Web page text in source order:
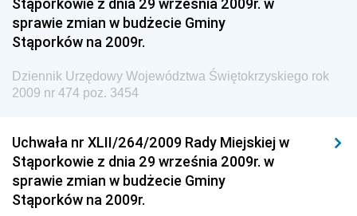
Gospodarki Przestrzennej
Dziennik Urzędowy Unii Europejskiej, L
Dziennik Urzędowy Ministerstwa Komunikacji
Dziennik Urzędowy Ministerstwa Przemysłu
Dziennik Urzędowy Ministerstwa Rolnictwa i
Gospodarki Żywnościowej
Dziennik Urzędowy Ministra Rodziny, Pracy i Polityki
Społecznej
sprawie zmian w budżecie Gminy
Stąporków na 2009r.
Dziennik Urzędowy Województwa Świętokrzyskiego rok
2009 nr 474 poz. 3454
Uchwała nr XLII/264/2009 Rady Miejskiej w
Stąporkowie z dnia 29 września 2009r. w
sprawie zmian w budżecie Gminy
Stąporków na 2009r.